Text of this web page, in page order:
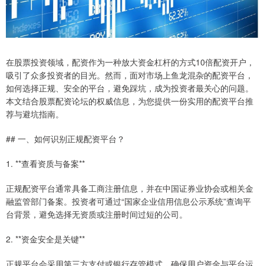
在股票投资领域，配资作为一种放大资金杠杆的方式10倍配资开户，
吸引了众多投资者的目光。然而，面对市场上鱼龙混杂的配资平台，
如何选择正规、安全的平台，避免踩坑，成为投资者最关心的问题。
本文结合股票配资论坛的权威信息，为您提供一份实用的配资平台推
荐与避坑指南。
## 一、如何识别正规配资平台？
1. **查看资质与备案**
正规配资平台通常具备工商注册信息，并在中国证券业协会或相关金
融监管部门备案。投资者可通过“国家企业信用信息公示系统”查询平
台背景，避免选择无资质或注册时间过短的公司。
2. **资金安全是关键**